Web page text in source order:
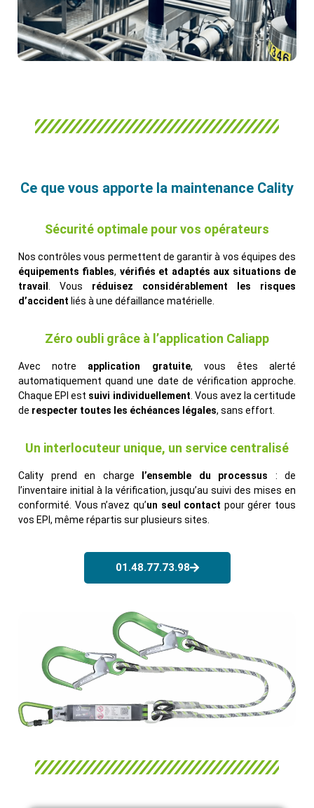
Ce que vous apporte la maintenance Cality
Sécurité optimale pour vos opérateurs
Nos contrôles vous permettent de garantir à vos équipes des
équipements fiables, vérifiés et adaptés aux situations de
travail
. Vous réduisez considérablement les risques
d’accident liés à une défaillance matérielle.
Zéro oubli grâce à l’application Caliapp
Avec notre application gratuite, vous êtes alerté
automatiquement quand une date de vérification approche.
Chaque EPI est suivi individuellement . Vous avez la certitude
de respecter toutes les échéances légales, sans effort.
Un interlocuteur unique, un service centralisé
Cality prend en charge l’ensemble du processus : de
l’inventaire initial à la vérification, jusqu’au suivi des mises en
conformité. Vous n’avez qu’un seul contact pour gérer tous
vos EPI, même répartis sur plusieurs sites.
01.48.77.73.98